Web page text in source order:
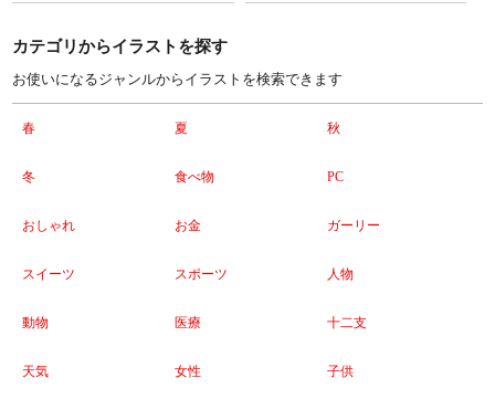
カテゴリからイラストを探す
お使いになるジャンルからイラストを検索できます
春 夏 秋
冬 食べ物 PC
おしゃれ お金 ガーリー
スイーツ スポーツ 人物
動物 医療 十二支
天気 女性 子供